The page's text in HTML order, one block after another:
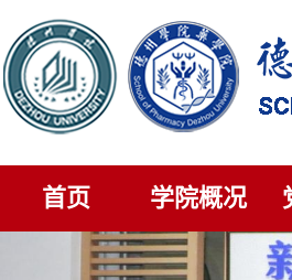
首页 学院概况